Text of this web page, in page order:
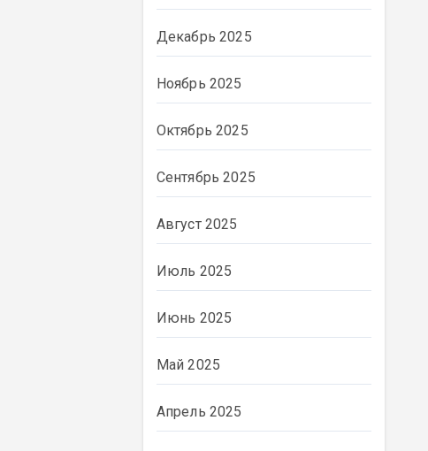
Декабрь 2025
Ноябрь 2025
Октябрь 2025
Сентябрь 2025
Август 2025
Июль 2025
Июнь 2025
Май 2025
Апрель 2025
ВЛАСТЬ